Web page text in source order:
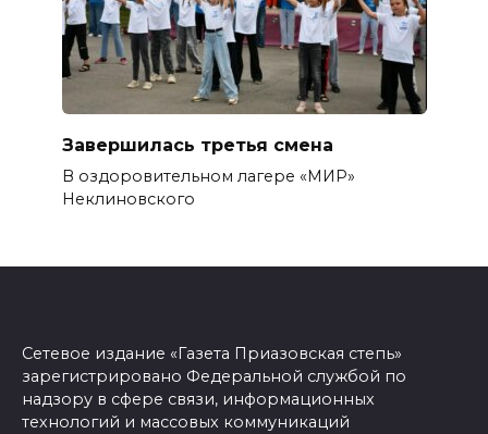
Завершилась третья смена
В оздоровительном лагере «МИР»
Неклиновского
Сетевое издание «Газета Приазовская степь»
зарегистрировано Федеральной службой по
надзору в сфере связи, информационных
технологий и массовых коммуникаций